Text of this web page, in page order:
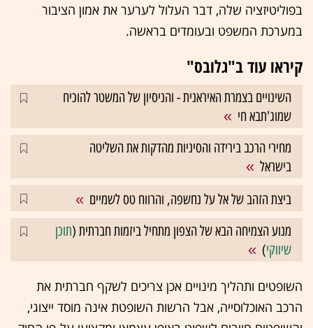
בפוליטיזציה שלה, דבר העלול לערער את אמון הציבור
במערכת המשפט ובעומדים בראשה.
קיראו עוד ב"גלובס"
השינויים בצמרת האיראנית - והניסיון של המשטר להוכיח
שמוג'תבא חי
מחירי הרכב בירידה והסיניות מהדקות את השליטה
בישראל
ביצת הזהב של אל על נחשפה, והרווח טס לשמיים
מנוע הצמיחה הבא של הצפון מתחיל ביזמות חברתית (תוכן
שיווקי)
השופטים ותהליך מינויים אכן צריכים לשקף חברתית את
הרכב האוכלוסייה, אבל הרשות השופטת אינה מוסד ייצוגי,